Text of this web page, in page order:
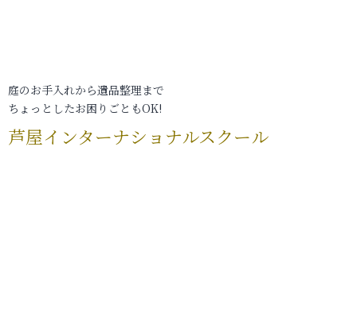
庭のお手入れから遺品整理まで
ちょっとしたお困りごともOK!
芦屋インターナショナルスクール